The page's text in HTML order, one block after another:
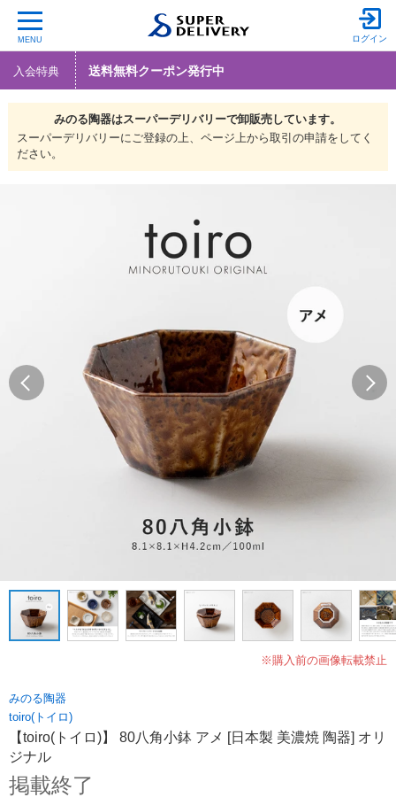
MENU ログイン
入会特典 送料無料クーポン発行中
みのる陶器はスーパーデリバリーで卸販売しています。
スーパーデリバリーにご登録の上、ページ上から取引の申請をしてく
ださい。
※購入前の画像転載禁止
みのる陶器
toiro(トイロ)
【toiro(トイロ)】 80八角小鉢 アメ [日本製 美濃焼 陶器] オリ
ジナル
掲載終了